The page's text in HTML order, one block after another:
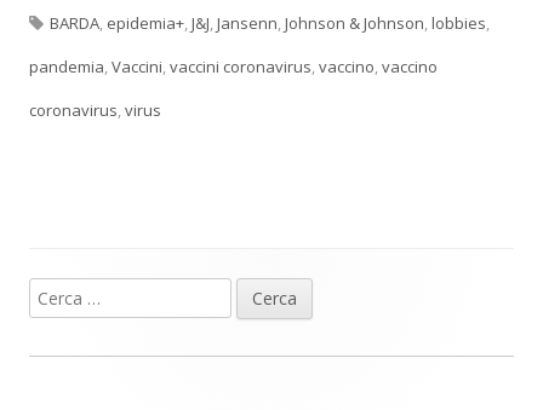
Tag
BARDA, epidemia+,J&J,Jansenn,Johnson & Johnson,lobbies,
pandemia,Vaccini,vaccini coronavirus,vaccino,vaccino
coronavirus,virus
Barra
laterale
Ricerca
per: